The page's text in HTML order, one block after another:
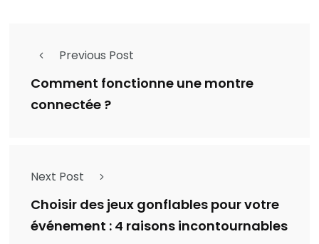
Previous Post
Comment fonctionne une montre
connectée ?
Next Post
Choisir des jeux gonflables pour votre
événement : 4 raisons incontournables